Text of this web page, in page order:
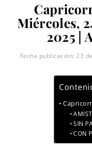
Miércoles,
2025 |
Fecha publicación: 23
SIN
CON